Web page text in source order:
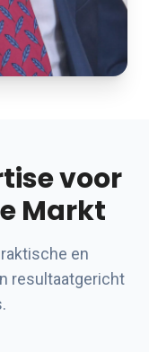
voor
Markt
en
resultaatgericht